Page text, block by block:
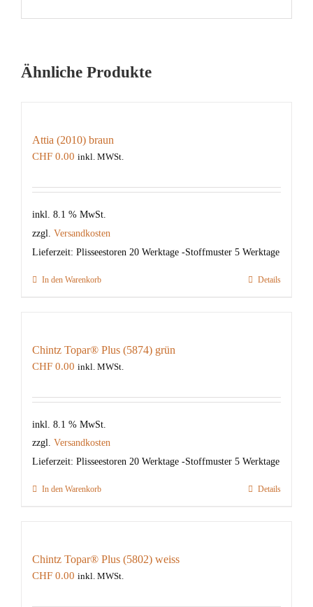
Ähnliche Produkte
Attia (2010) braun
CHF 0.00 inkl. MWSt.
inkl. 8.1 % MwSt.
zzgl. Versandkosten
Lieferzeit: Plisseestoren 20 Werktage -Stoffmuster 5 Werktage
In den Warenkorb Details
Chintz Topar® Plus (5874) grün
CHF 0.00 inkl. MWSt.
inkl. 8.1 % MwSt.
zzgl. Versandkosten
Lieferzeit: Plisseestoren 20 Werktage -Stoffmuster 5 Werktage
In den Warenkorb Details
Chintz Topar® Plus (5802) weiss
CHF 0.00 inkl. MWSt.